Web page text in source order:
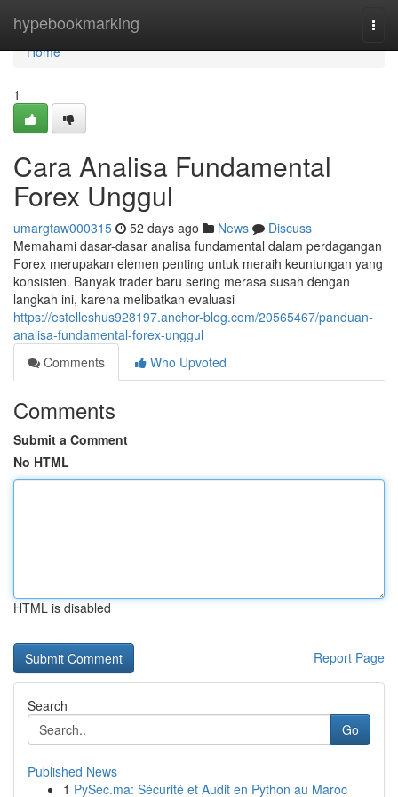
hypebookmarking
Home
Home
1
Cara Analisa Fundamental
Forex Unggul
umargtaw000315 52 days ago News
Discuss
Memahami dasar-dasar analisa fundamental dalam perdagangan
Forex merupakan elemen penting untuk meraih keuntungan yang
konsisten. Banyak trader baru sering merasa susah dengan
langkah ini, karena melibatkan evaluasi
https://estelleshus928197.anchor-blog.com/20565467/panduan-
analisa-fundamental-forex-unggul
Comments
Who Upvoted
Comments
Submit a Comment
No HTML
HTML is disabled
Report Page
Search
Go
Published News
1 PySec.ma: Sécurité et Audit en Python au Maroc